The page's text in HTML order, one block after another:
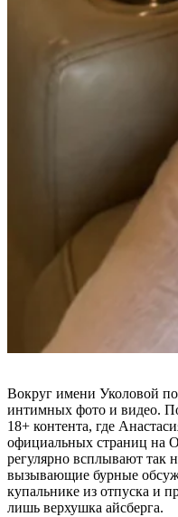
Вокруг имени Уколовой
интимных фото и видео.
18+ контента, где
официальных страниц на
регулярно всплывают так
вызывающие бурные
купальнике из отпуска и
лишь верхушка айсберга.